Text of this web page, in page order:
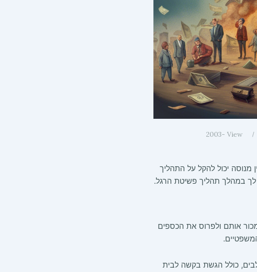
2003 View -
מנוסה יכול להקל על התהליך
לך במהלך תהליך פשיטת הרגל.
אותם ולפרוס את הכספים
כולל הגשת בקשה לבית